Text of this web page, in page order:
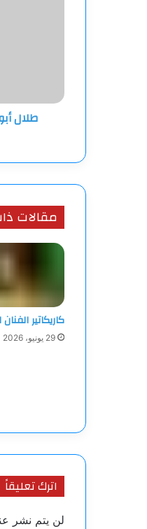
طلال
مقالات
كاريكاتير
29 يونيو، 2026
اترك تعليقاً
لن يتم نشر